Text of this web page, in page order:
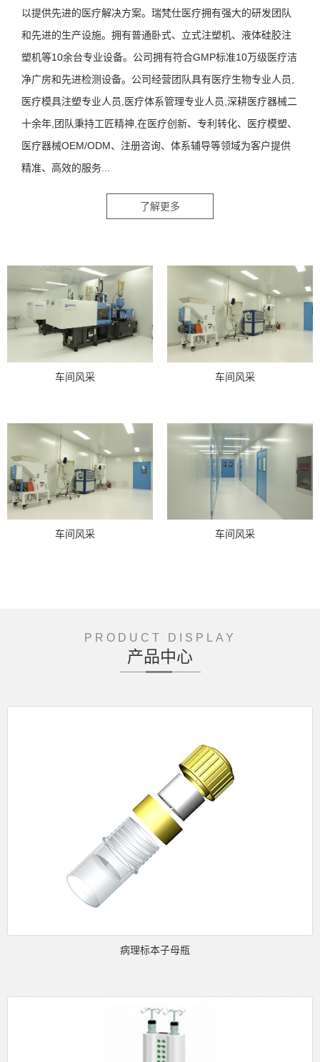
以提供先进的医疗解决方案。瑞梵仕医疗拥有强大的研发团队
和先进的生产设施。拥有普通卧式、立式注塑机、液体硅胶注
塑机等10余台专业设备。公司拥有符合GMP标准10万级医疗洁
净广房和先进检测设备。公司经营团队具有医疗生物专业人员,
医疗模具注塑专业人员,医疗体系管理专业人员,深耕医疗器械二
十余年,团队秉持工匠精神,在医疗创新、专利转化、医疗模塑、
医疗器械OEM/ODM、注册咨询、体系辅导等领域为客户提供
精准、高效的服务...
了解更多
车间风采 车间风采
车间风采 车间风采
PRODUCT DISPLAY
产品中心
病理标本子母瓶